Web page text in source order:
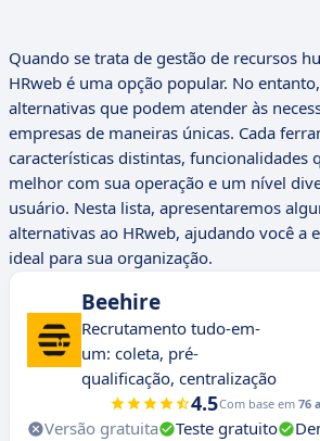
Quando se trata de gestão de recursos
HRweb é uma opção popular. No
alternativas que podem atender às
empresas de maneiras únicas. Cada
características distintas, funcionalidades
melhor com sua operação e um nível
usuário. Nesta lista, apresentaremos
alternativas ao HRweb, ajudando você a
ideal para sua organização.
Beehire
Recrutamento tudo-em-
um: coleta, pré-
qualificação, centralização
4.5Com base em 76
Versão gratuita Teste gratuito